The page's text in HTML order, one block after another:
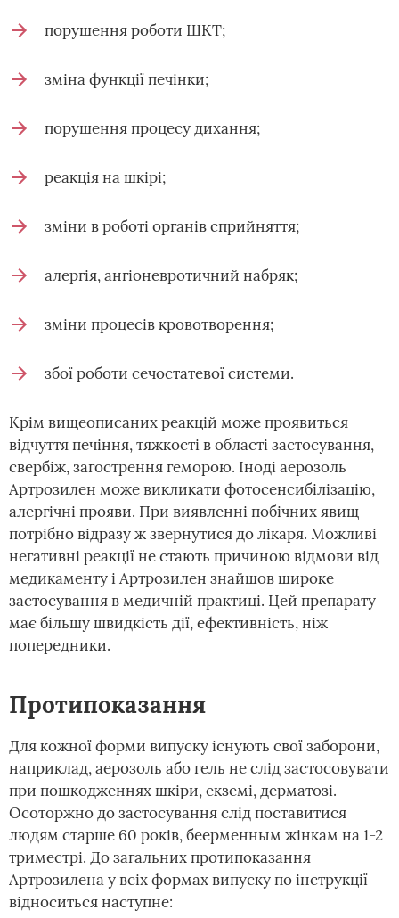
порушення роботи ШКТ;
зміна функції печінки;
порушення процесу дихання;
реакція на шкірі;
зміни в роботі органів сприйняття;
алергія, ангіоневротичний набряк;
зміни процесів кровотворення;
збої роботи сечостатевої системи.
Крім вищеописаних реакцій може проявиться
відчуття печіння, тяжкості в області застосування,
свербіж, загострення геморою. Іноді аерозоль
Артрозилен може викликати фотосенсибілізацію,
алергічні прояви. При виявленні побічних явищ
потрібно відразу ж звернутися до лікаря. Можливі
негативні реакції не стають причиною відмови від
медикаменту і Артрозилен знайшов широке
застосування в медичній практиці. Цей препарату
має більшу швидкість дії, ефективність, ніж
попередники.
Протипоказання
Для кожної форми випуску існують свої заборони,
наприклад, аерозоль або гель не слід застосовувати
при пошкодженнях шкіри, екземі, дерматозі.
Осоторжно до застосування слід поставитися
людям старше 60 років, беерменным жінкам на 1-2
триместрі. До загальних протипоказання
Артрозилена у всіх формах випуску по інструкції
відноситься наступне: